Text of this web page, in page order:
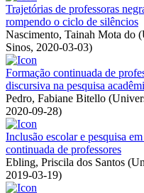
Trajetórias de professoras
rompendo o ciclo de silêncios
Nascimento, Tainah Mota do (
Sinos, 2020-03-03)
Formação continuada de
discursiva na pesquisa
Pedro, Fabiane Bitello (
2020-09-28)
Inclusão escolar e pesquisa
continuada de professores
Ebling, Priscila dos Santos (
2019-03-19)